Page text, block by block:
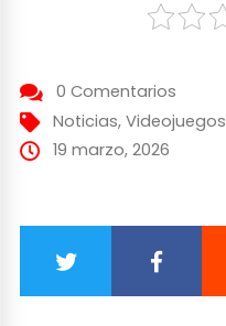
0 Comentarios
Noticias, Videojuegos
19 marzo, 2026